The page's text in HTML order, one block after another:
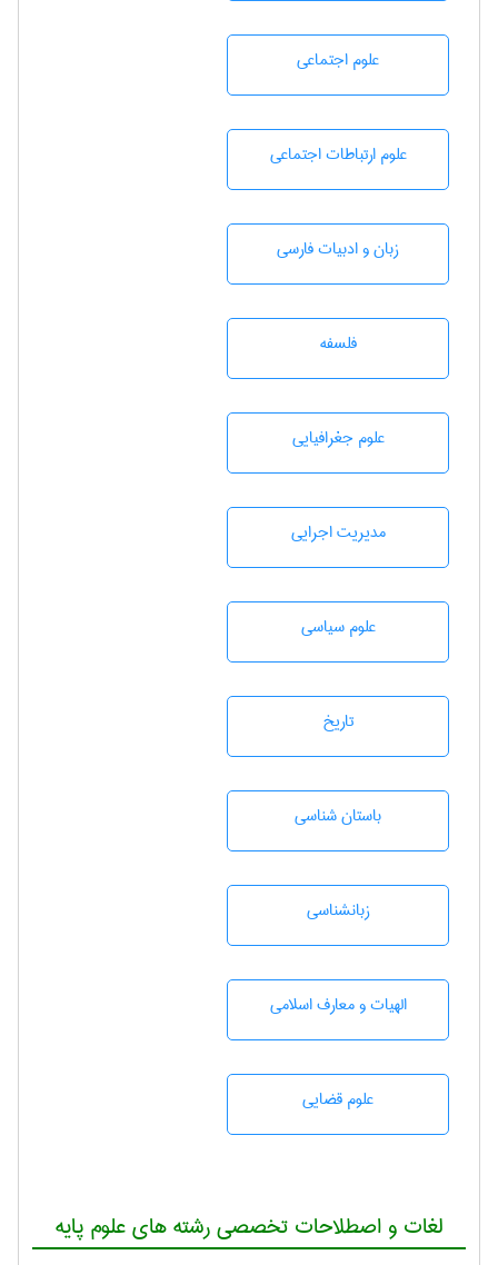
علوم اجتماعی
علوم ارتباطات اجتماعی
زبان و ادبيات فارسی
فلسفه
علوم جغرافيايی
مديريت اجرايی
علوم سياسی
تاريخ
باستان شناسی
زبانشناسی
الهیات و معارف اسلامی
علوم قضایی
لغات و اصطلاحات تخصصی رشته های علوم پایه